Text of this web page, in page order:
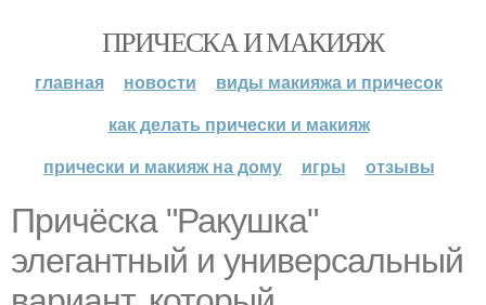
ПРИЧЕСКА И МАКИЯЖ
главная новости
виды макияжа и причесок
как делать прически и макияж
прически и макияж на дому
игры отзывы
Причёска "Ракушка"
элегантный и универсальный